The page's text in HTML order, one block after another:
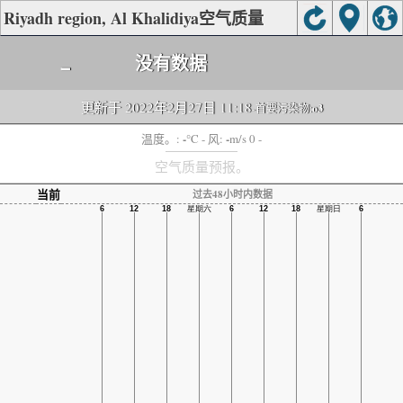
Riyadh region, Al Khalidiya空气质量
- 没有数据
更新于 2022年2月27日 11:18-首要污染物:o3
温度。: -°C - 风: -m/s 0 -
空气质量预报。
当前 过去48小时内数据